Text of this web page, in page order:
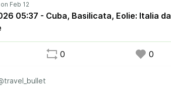
05:37 - Cuba, Basilicata, Eolie: Italia da
0 0